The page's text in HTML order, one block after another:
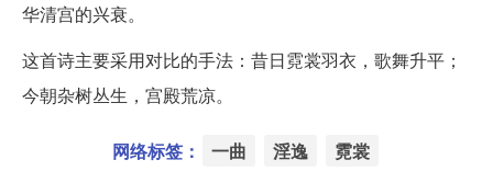
华清宫的兴衰。
这首诗主要采用对比的手法：昔日霓裳羽衣，歌舞升平；
今朝杂树丛生，宫殿荒凉。
网络标签： 一曲 淫逸 霓裳